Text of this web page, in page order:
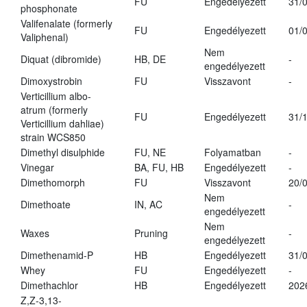
phosphonate
Valifenalate (formerly
Valiphenal)
FU Engedélyezett 01/
Diquat (dibromide) HB, DE
Nem
engedélyezett
-
Dimoxystrobin
FU Visszavont
-
Verticillium albo-
atrum (formerly
Verticillium dahliae)
strain WCS850
FU Engedélyezett 31/
Dimethyl disulphide FU, NE Folyamatban
-
Vinegar
BA, FU, HB Engedélyezett
-
Dimethomorph
FU Visszavont
20/
Dimethoate
IN, AC
Nem
engedélyezett
-
Waxes Pruning
Nem
engedélyezett
-
Dimethenamid-P
HB Engedélyezett
31/
Whey
FU Engedélyezett
-
Dimethachlor
HB Engedélyezett
Z,Z-3,13-